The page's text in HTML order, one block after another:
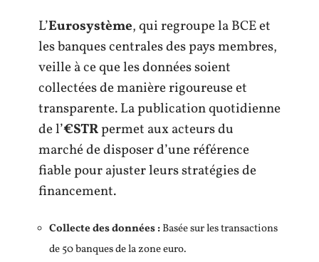
L’Eurosystème, qui regroupe la BCE et
les banques centrales des pays membres,
veille à ce que les données soient
collectées de manière rigoureuse et
transparente. La publication quotidienne
de l’€STRpermet aux acteurs du
marché de disposer d’une référence
fiable pour ajuster leurs stratégies de
financement.
Collecte des données :Basée sur les transactions
de 50 banques de la zone euro.